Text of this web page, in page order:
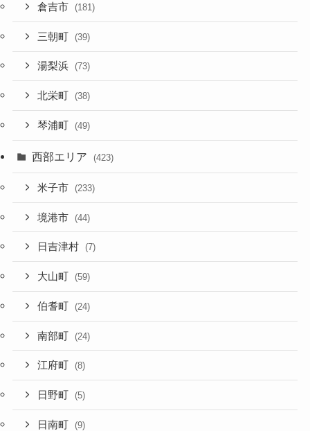
倉吉市 (181)
三朝町 (39)
湯梨浜 (73)
北栄町 (38)
琴浦町 (49)
西部エリア (423)
米子市 (233)
境港市 (44)
日吉津村 (7)
大山町 (59)
伯耆町 (24)
南部町 (24)
江府町 (8)
日野町 (5)
日南町 (9)